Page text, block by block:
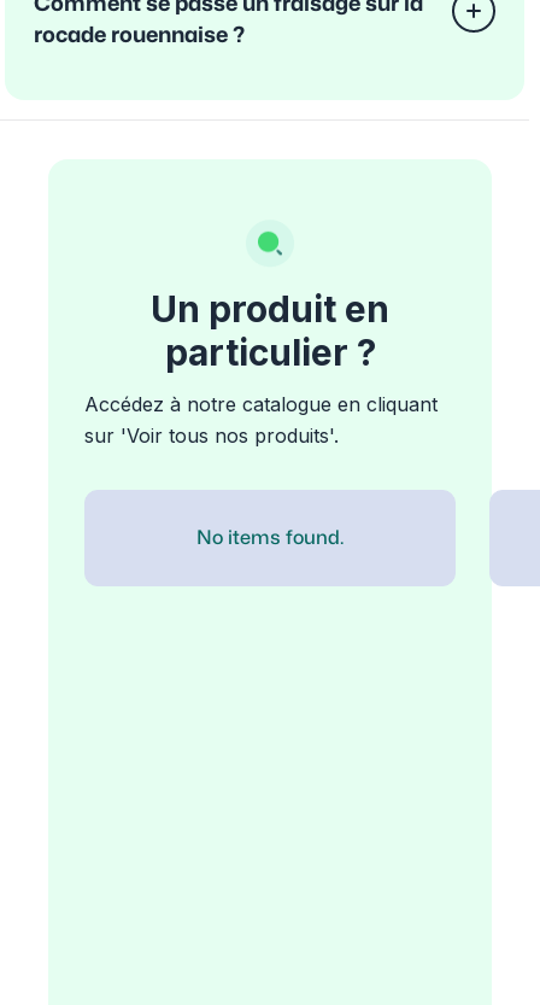
rocade rouennaise ?
Un produit en
particulier ?
Accédez à notre catalogue en cliquant
sur 'Voir tous nos produits'.
No items found.